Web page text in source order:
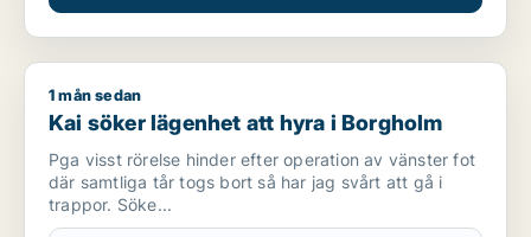
Kai söker lägenhet att hyra i Borgholm
1 mån sedan
Kai söker lägenhet att hyra i Borgholm
Pga visst rörelse hinder efter operation av vänster fot
där samtliga tår togs bort så har jag svårt att gå i
trappor. Söke...